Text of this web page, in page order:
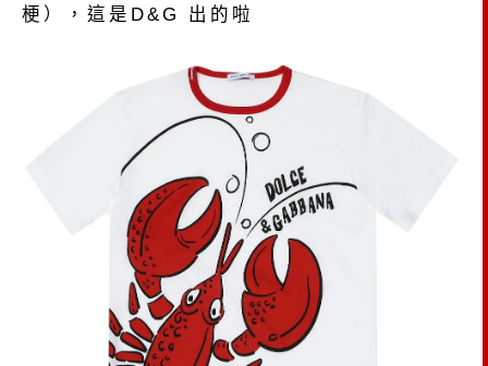
梗），這是D&G 出的啦